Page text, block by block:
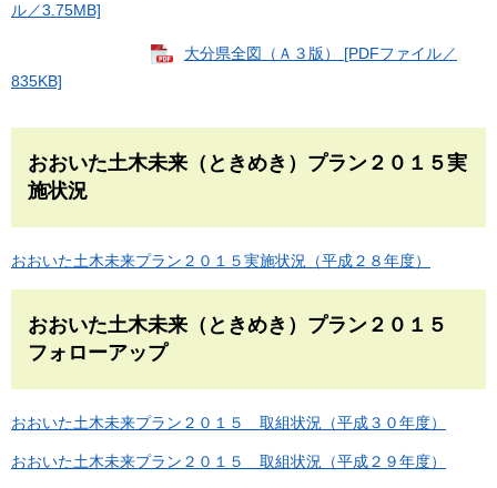
ル／3.75MB]
大分県全図（Ａ３版） [PDFファイル／
835KB]
おおいた土木未来（ときめき）プラン２０１５実
施状況
おおいた土木未来プラン２０１５実施状況（平成２８年度）
おおいた土木未来（ときめき）プラン２０１５
フォローアップ
おおいた土木未来プラン２０１５ 取組状況（平成３０年度）
おおいた土木未来プラン２０１５ 取組状況（平成２９年度）